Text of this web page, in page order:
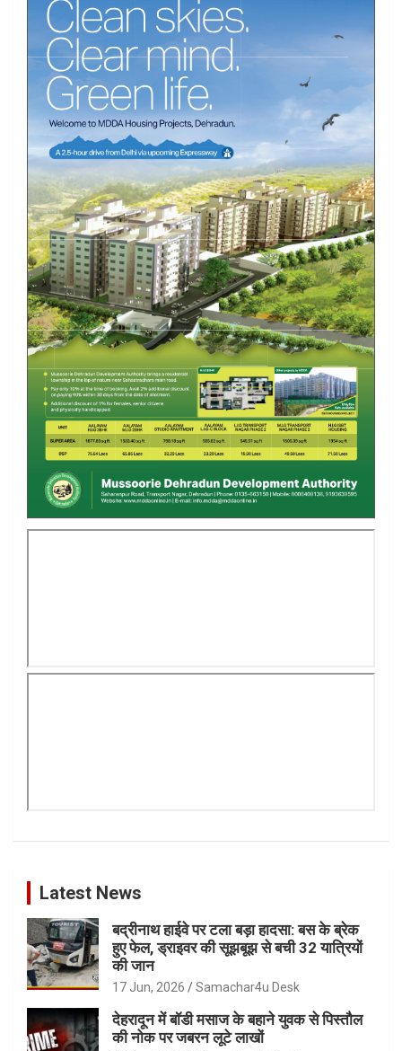
Latest News
बद्रीनाथ हाईवे पर टला बड़ा हादसा: बस के ब्रेक
हुए फेल, ड्राइवर की सूझबूझ से बची 32 यात्रियों
की जान
17 Jun, 2026 Samachar4u Desk
देहरादून में बॉडी मसाज के बहाने युवक से पिस्तौल
की नोक पर जबरन लूटे लाखों